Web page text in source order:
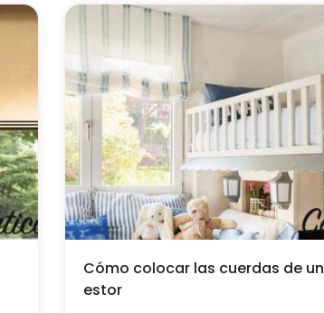
Cómo colocar las cuerdas de un
estor